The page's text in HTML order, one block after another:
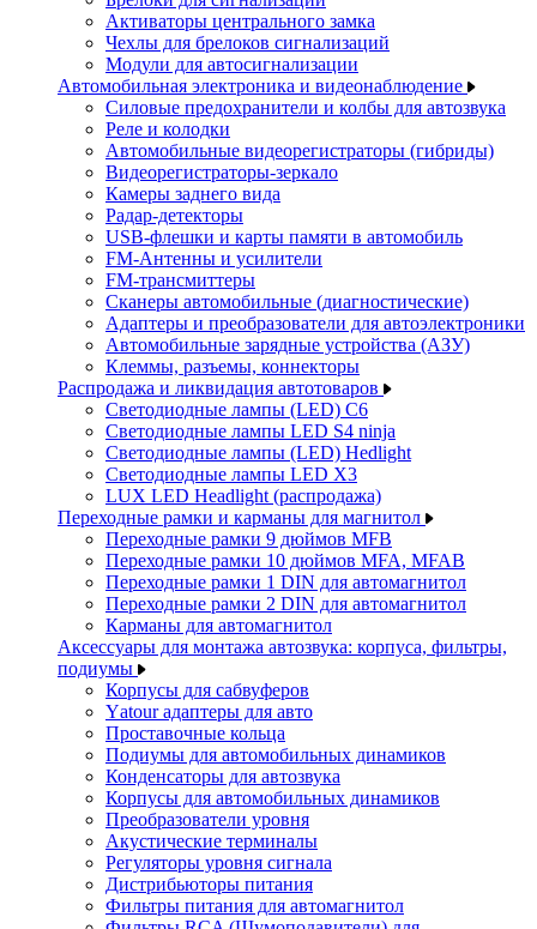
Активаторы центрального замка
Чехлы для брелоков сигнализаций
Модули для автосигнализации
Автомобильная электроника и видеонаблюдение
Силовые предохранители и колбы для автозвука
Реле и колодки
Автомобильные видеорегистраторы (гибриды)
Видеорегистраторы-зеркало
Камеры заднего вида
Радар-детекторы
USB-флешки и карты памяти в автомобиль
FM-Антенны и усилители
FM-трансмиттеры
Сканеры автомобильные (диагностические)
Адаптеры и преобразователи для автоэлектроники
Автомобильные зарядные устройства (АЗУ)
Клеммы, разъемы, коннекторы
Распродажа и ликвидация автотоваров
Светодиодные лампы (LED) C6
Светодиодные лампы LED S4 ninja
Светодиодные лампы (LED) Hedlight
Светодиодные лампы LED X3
LUX LED Headlight (распродажа)
Переходные рамки и карманы для магнитол
Переходные рамки 9 дюймов MFB
Переходные рамки 10 дюймов MFA, MFAB
Переходные рамки 1 DIN для автомагнитол
Переходные рамки 2 DIN для автомагнитол
Карманы для автомагнитол
Аксессуары для монтажа автозвука: корпуса, фильтры,
подиумы
Корпусы для сабвуферов
Yаtour адаптеры для авто
Проставочные кольца
Подиумы для автомобильных динамиков
Конденсаторы для автозвука
Корпусы для автомобильных динамиков
Преобразователи уровня
Акустические терминалы
Регуляторы уровня сигнала
Дистрибьюторы питания
Фильтры питания для автомагнитол